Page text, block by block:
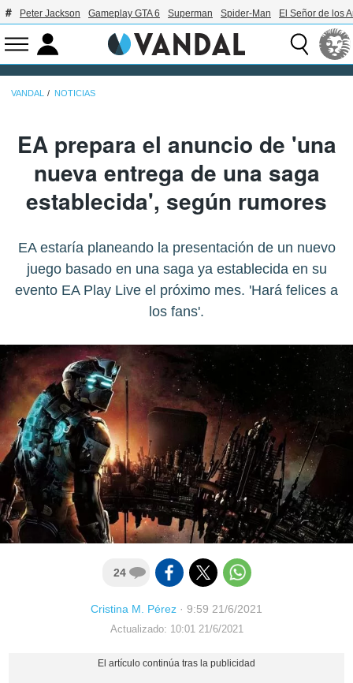
Peter Jackson Gameplay GTA 6 Superman Spider-Man El Señor de los
VANDAL NOTICIAS
EA prepara el anuncio de 'una
nueva entrega de una saga
establecida', según rumores
EA estaría planeando la presentación de un nuevo
juego basado en una saga ya establecida en su
evento EA Play Live el próximo mes. 'Hará felices a
los fans'.
24
Cristina M. Pérez · 9:59 21/6/2021
Actualizado: 10:01 21/6/2021